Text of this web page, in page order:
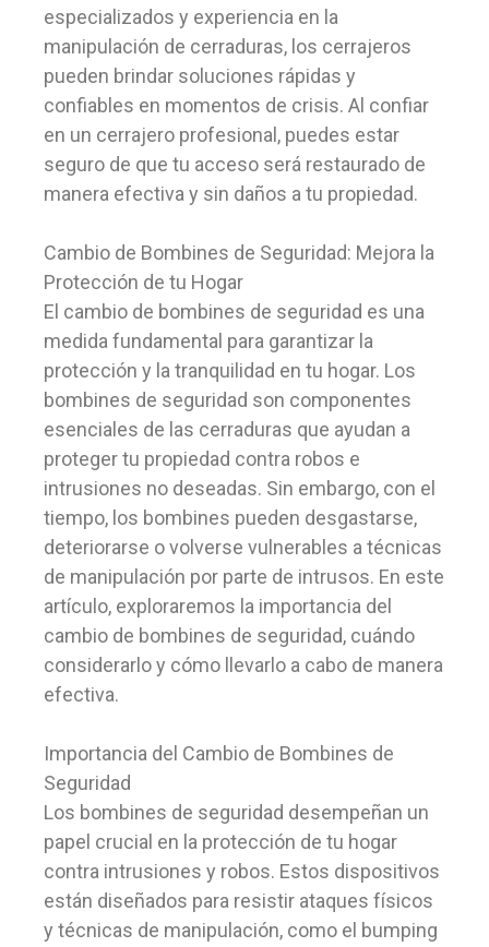
especializados y experiencia en la
manipulación de cerraduras, los cerrajeros
pueden brindar soluciones rápidas y
confiables en momentos de crisis. Al confiar
en un cerrajero profesional, puedes estar
seguro de que tu acceso será restaurado de
manera efectiva y sin daños a tu propiedad.
Cambio de Bombines de Seguridad: Mejora la
Protección de tu Hogar
El cambio de bombines de seguridad es una
medida fundamental para garantizar la
protección y la tranquilidad en tu hogar. Los
bombines de seguridad son componentes
esenciales de las cerraduras que ayudan a
proteger tu propiedad contra robos e
intrusiones no deseadas. Sin embargo, con el
tiempo, los bombines pueden desgastarse,
deteriorarse o volverse vulnerables a técnicas
de manipulación por parte de intrusos. En este
artículo, exploraremos la importancia del
cambio de bombines de seguridad, cuándo
considerarlo y cómo llevarlo a cabo de manera
efectiva.
Importancia del Cambio de Bombines de
Seguridad
Los bombines de seguridad desempeñan un
papel crucial en la protección de tu hogar
contra intrusiones y robos. Estos dispositivos
están diseñados para resistir ataques físicos
y técnicas de manipulación, como el bumping